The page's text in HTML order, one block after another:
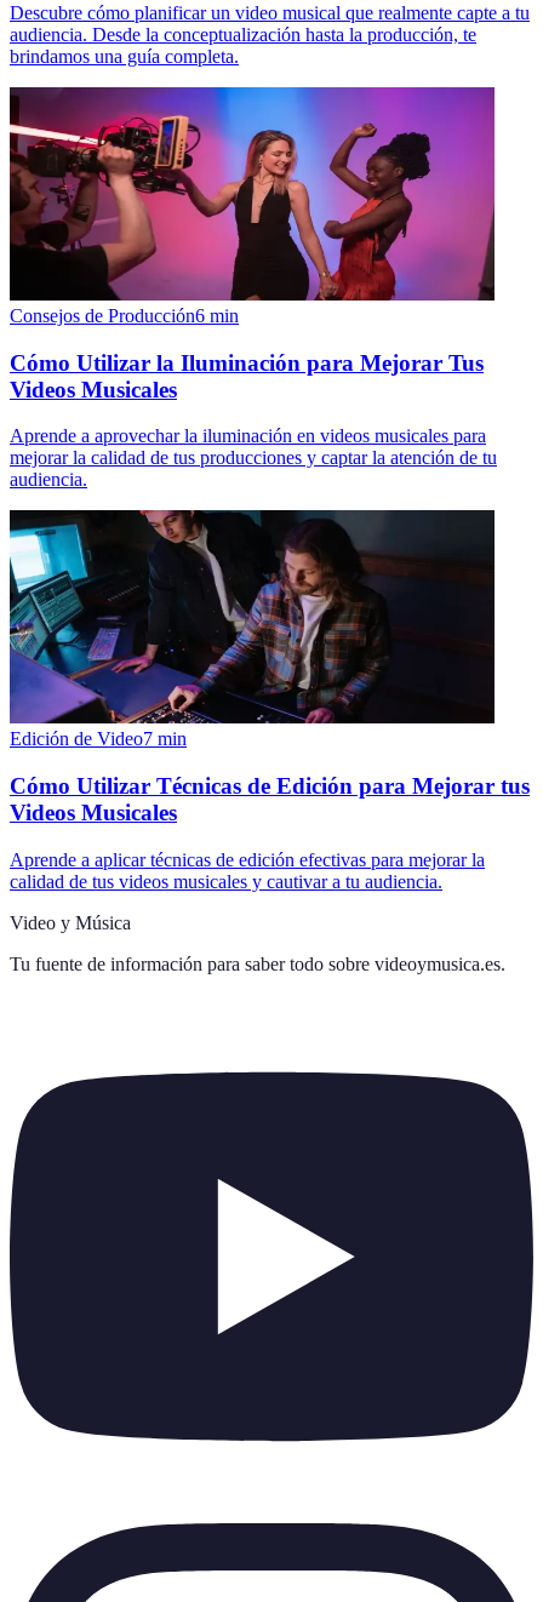
Descubre cómo planificar un video musical que realmente capte a tu
audiencia. Desde la conceptualización hasta la producción, te
brindamos una guía completa.
Consejos de Producción6 min
Cómo Utilizar la Iluminación para Mejorar Tus
Videos Musicales
Aprende a aprovechar la iluminación en videos musicales para
mejorar la calidad de tus producciones y captar la atención de tu
audiencia.
Edición de Video7 min
Cómo Utilizar Técnicas de Edición para Mejorar tus
Videos Musicales
Aprende a aplicar técnicas de edición efectivas para mejorar la
calidad de tus videos musicales y cautivar a tu audiencia.
Video y Música
Tu fuente de información para saber todo sobre videoymusica.es.